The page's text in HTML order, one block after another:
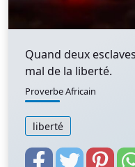
Quand deux
mal de la liberté.
Proverbe Africain
liberté